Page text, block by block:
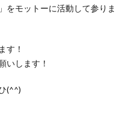
をモットーに活動して参りま
す！
いします！
(^^)